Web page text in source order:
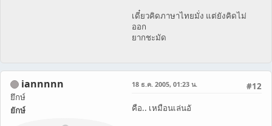
เดี๋ยวคิดภาษาไทยมั่ง แต่ยังคิดไม่
ออก
ยากชะมัด
iannnnn
ยึกษ์
ยักษ์
#12
18 ธ.ค. 2005, 01:23 น.
คือ.. เหมือนเล่นอั